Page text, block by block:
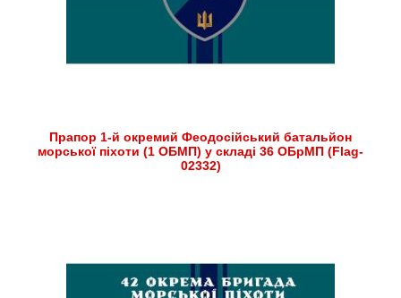
Прапор 1-й окремий Феодосійський батальйон
морської піхоти (1 ОБМП) у складі 36 ОБрМП (Flag-
02332)